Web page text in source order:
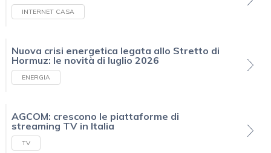
INTERNET CASA
Nuova crisi energetica legata allo Stretto di
Hormuz: le novità di luglio 2026
ENERGIA
AGCOM: crescono le piattaforme di
streaming TV in Italia
TV